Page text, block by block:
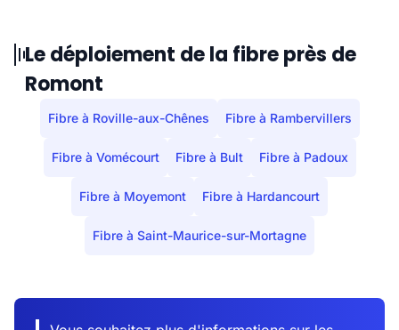
Le déploiement de la fibre près de
Romont
Fibre à Roville-aux-Chênes Fibre à Rambervillers
Fibre à Vomécourt Fibre à Bult Fibre à Padoux
Fibre à Moyemont Fibre à Hardancourt
Fibre à Saint-Maurice-sur-Mortagne